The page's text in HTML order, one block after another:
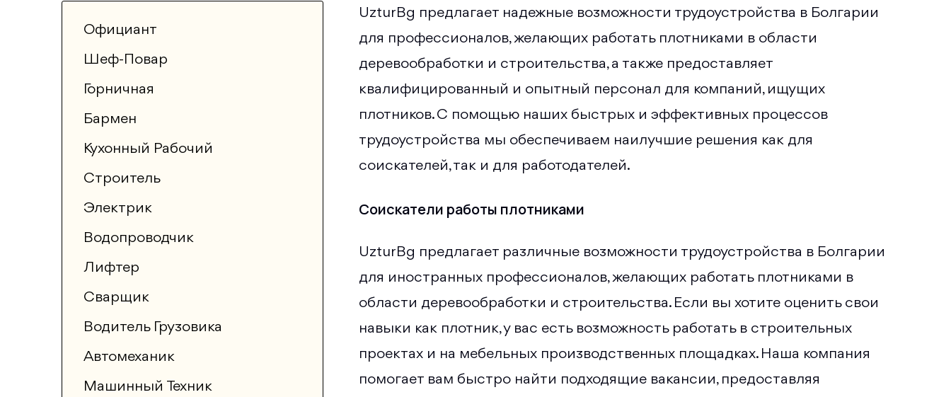
Официант
Шеф-Повар
Горничная
Бармен
Кухонный Рабочий
Строитель
Электрик
Водопроводчик
Лифтер
Сварщик
Водитель Грузовика
Автомеханик
Машинный Техник
UzturBg предлагает надежные возможности трудоустройства в Болгарии
для профессионалов, желающих работать плотниками в области
деревообработки и строительства, а также предоставляет
квалифицированный и опытный персонал для компаний, ищущих
плотников. С помощью наших быстрых и эффективных процессов
трудоустройства мы обеспечиваем наилучшие решения как для
соискателей, так и для работодателей.
Соискатели работы плотниками
UzturBg предлагает различные возможности трудоустройства в Болгарии
для иностранных профессионалов, желающих работать плотниками в
области деревообработки и строительства. Если вы хотите оценить свои
навыки как плотник, у вас есть возможность работать в строительных
проектах и на мебельных производственных площадках. Наша компания
помогает вам быстро найти подходящие вакансии, предоставляя